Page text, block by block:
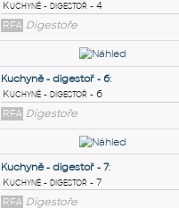
Kuchyně - digestoř - 3
Kuchyně - digestoř - 3
RFA Digestoře
Kuchyně - digestoř - 4:
Kuchyně - digestoř - 4
RFA Digestoře